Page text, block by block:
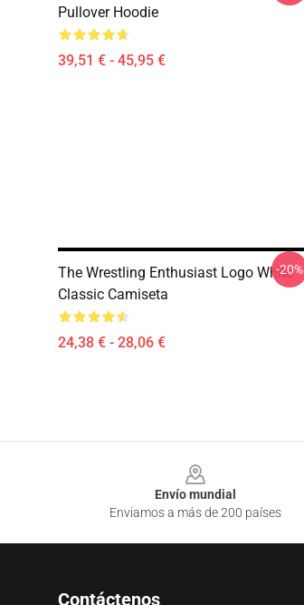
Pullover Hoodie
39,51 € - 45,95 €
The Wrestling Enthusiast Logo White
Classic Camiseta
24,38 € - 28,06 €
-20%
Envío mundial
Enviamos a más de 200 países
Contáctenos